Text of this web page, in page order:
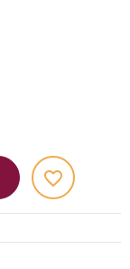
favorite_border